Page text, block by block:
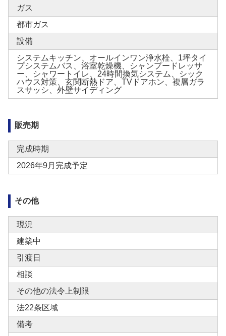
ガス
都市ガス
設備
システムキッチン、オールインワン浄水栓、1坪タイ
プシステムバス、浴室乾燥機、シャンプードレッサ
ー、シャワートイレ、24時間換気システム、シック
ハウス対策、玄関断熱ドア、TVドアホン、複層ガラ
スサッシ、外壁サイディング
販売期
完成時期
2026年9月完成予定
その他
現況
建築中
引渡日
相談
その他の法令上制限
法22条区域
備考